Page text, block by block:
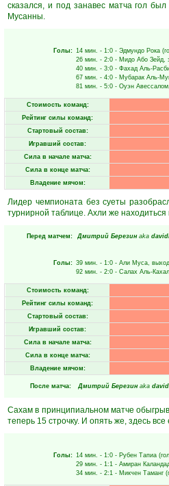
сказался, и под занавес матча гол
Мусанны.
Голы: 14 мин. - 1:0 - Эдмундо Рока
26 мин. - 2:0 - Мидо Або Зейд,
40 мин. - 3:0 - Фахад Аль-
67 мин. - 4:0 - Мубарак Аль-
81 мин. - 5:0 - Оуэн Авессалом
Стоимость команд:
Рейтинг силы команд:
Стартовый состав:
Игравший состав:
Сила в начале матча:
Сила в конце матча:
Владение мячом:
Лидер чемпионата без суеты
турнирной таблице. Ахли же
Перед матчем: Дмитрий Березин aka
Голы: 39 мин. - 1:0 - Али Муса,
92 мин. - 2:0 - Салах Аль-
Стоимость команд:
Рейтинг силы команд:
Стартовый состав:
Игравший состав:
Сила в начале матча:
Сила в конце матча:
Владение мячом:
После матча: Дмитрий Березин aka
Сахам в принципиальном матче
теперь 15 строчку. И опять же, здесь
Голы: 14 мин. - 1:0 - Рубен Тапиа
29 мин. - 1:1 - Амиран
34 мин. - 2:1 - Микчен Таманг